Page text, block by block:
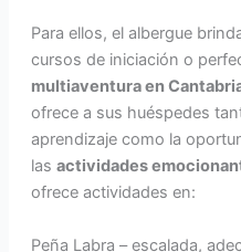
Para ellos, el albergue
cursos de iniciación o
multiaventura en
ofrece a sus huéspedes
aprendizaje como la
las actividades
ofrece actividades en:
Peña Labra – escalada,